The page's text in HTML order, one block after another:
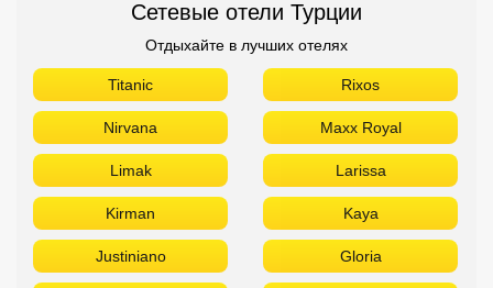
Сетевые отели Турции
Отдыхайте в лучших отелях
Titanic Rixos
Nirvana Maxx Royal
Limak Larissa
Kirman Kaya
Justiniano Gloria